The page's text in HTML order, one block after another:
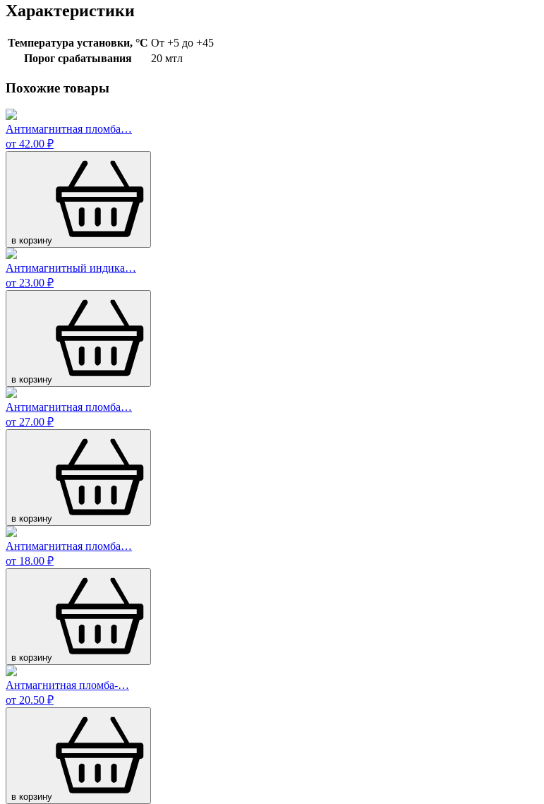
Характеристики
Температура установки, °C От +5 до +45
Порог срабатывания
20 мтл
Похожие товары
Антимагнитная пломба…
от 42.00 ₽
в корзину
Антимагнитный индика…
от 23.00 ₽
в корзину
Антимагнитная пломба…
от 27.00 ₽
в корзину
Антимагнитная пломба…
от 18.00 ₽
в корзину
Антмагнитная пломба-…
от 20.50 ₽
в корзину